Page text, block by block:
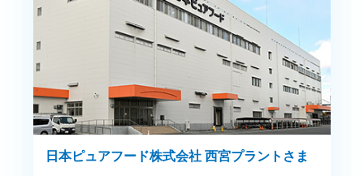
日本ピュアフード株式会社 西宮プラントさま